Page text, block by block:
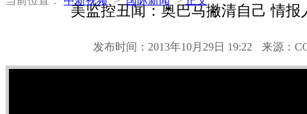
美监控丑闻：奥巴马撇清自己 情报
发布时间：2013年10月29日 19:22 来源：